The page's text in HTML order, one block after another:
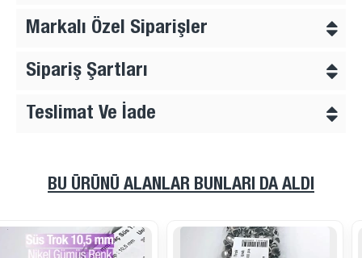
Markalı Özel Siparişler
Sipariş Şartları
Teslimat Ve İade
BU ÜRÜNÜ ALANLAR BUNLARI DA ALDI